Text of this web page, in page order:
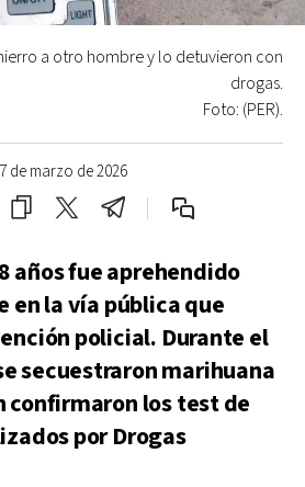
de marzo de 2026
a otro hombre y lo detuvieron con
drogas.
Foto: (PER).
años fue aprehendido
en la vía pública que
policial. Durante el
secuestraron marihuana
confirmaron los test de
por Drogas